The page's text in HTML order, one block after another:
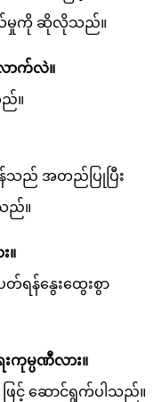
ယ်မှုကို ဆိုလိုသည်။
ာက်လဲ။
။
န်သည် အတည်ပြုပြီး
ည်။
။
န်နွေးထွေးစွာ
မ္ပဏီလား။
ြင့် ဆောင်ရွက်ပါသည်။